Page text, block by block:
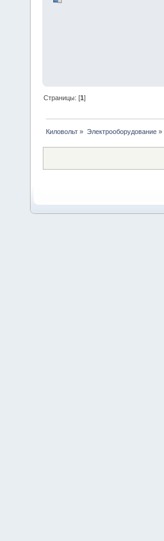
Страницы: [1]
Киловольт » Электрооборудование»